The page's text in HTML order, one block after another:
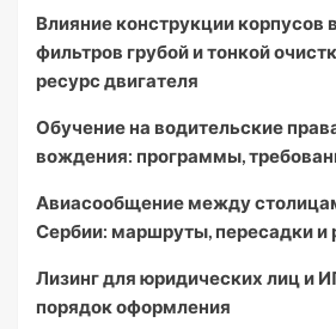
Влияние конструкции корпусов
фильтров грубой и тонкой
ресурс двигателя
Обучение на водительские
вождения: программы,
Авиасообщение между
Сербии: маршруты, пересадки и
Лизинг для юридических лиц и
порядок оформления